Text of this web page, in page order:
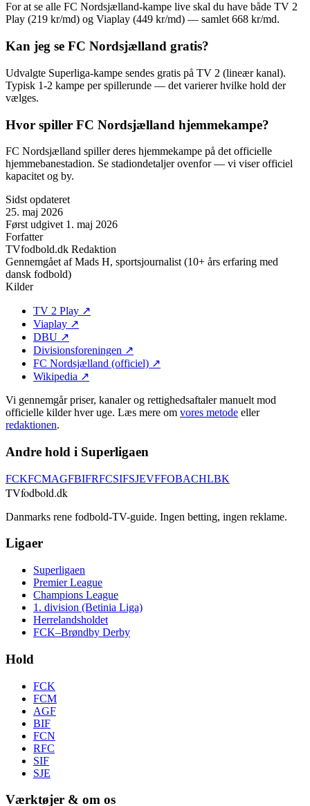
For at se alle FC Nordsjælland-kampe live skal du have både TV 2
Play (219 kr/md) og Viaplay (449 kr/md) — samlet 668 kr/md.
Kan jeg se FC Nordsjælland gratis?
Udvalgte Superliga-kampe sendes gratis på TV 2 (lineær kanal).
Typisk 1-2 kampe per spillerunde — det varierer hvilke hold der
vælges.
Hvor spiller FC Nordsjælland hjemmekampe?
FC Nordsjælland spiller deres hjemmekampe på det officielle
hjemmebanestadion. Se stadiondetaljer ovenfor — vi viser officiel
kapacitet og by.
Sidst opdateret
25. maj 2026
Først udgivet 1. maj 2026
Forfatter
TVfodbold.dk Redaktion
Gennemgået afMads H, sportsjournalist (10+ års erfaring med
dansk fodbold)
Kilder
TV 2 Play ↗
Viaplay ↗
DBU ↗
Divisionsforeningen ↗
FC Nordsjælland (officiel) ↗
Wikipedia ↗
Vi gennemgår priser, kanaler og rettighedsaftaler manuelt mod
officielle kilder hver uge. Læs mere om vores metode eller
redaktionen.
Andre hold i Superligaen
FCKFCMAGFBIFRFCSIFSJEVFFOBACHLBK
TVfodbold.dk
Danmarks rene fodbold-TV-guide. Ingen betting, ingen reklame.
Ligaer
Superligaen
Premier League
Champions League
1. division (Betinia Liga)
Herrelandsholdet
FCK–Brøndby Derby
Hold
FCK
FCM
AGF
BIF
FCN
RFC
SIF
SJE
Værktøjer & om os